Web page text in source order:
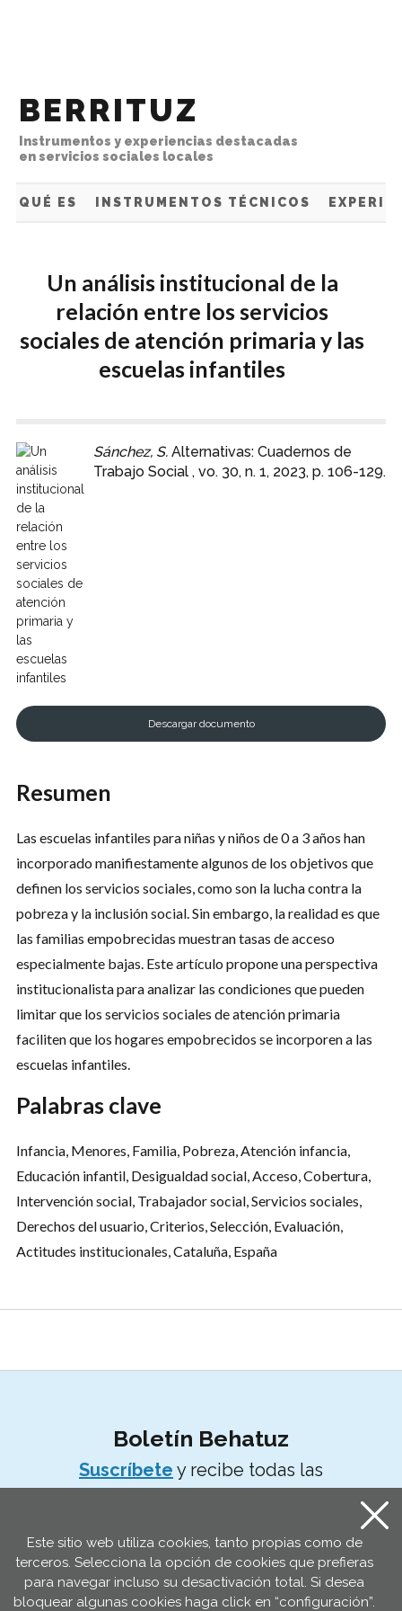
BERRITUZ
Instrumentos y experiencias destacadas
en servicios sociales locales
QUÉ ES INSTRUMENTOS TÉCNICOS
Un análisis institucional de la
relación entre los servicios
sociales de atención primaria y las
escuelas infantiles
Sánchez, S. Alternativas: Cuadernos de
Trabajo Social , vo. 30, n. 1, 2023, p. 106-129.
Descargar documento
Resumen
Las escuelas infantiles para niñas y niños de 0 a 3 años han
incorporado manifiestamente algunos de los objetivos que
definen los servicios sociales, como son la lucha contra la
pobreza y la inclusión social. Sin embargo, la realidad es que
las familias empobrecidas muestran tasas de acceso
especialmente bajas. Este artículo propone una perspectiva
institucionalista para analizar las condiciones que pueden
limitar que los servicios sociales de atención primaria
faciliten que los hogares empobrecidos se incorporen a las
escuelas infantiles.
Palabras clave
Infancia, Menores, Familia, Pobreza, Atención infancia,
Educación infantil, Desigualdad social, Acceso, Cobertura,
Intervención social, Trabajador social, Servicios sociales,
Derechos del usuario, Criterios, Selección, Evaluación,
Actitudes institucionales, Cataluña, España
Boletín Behatuz
Suscríbete y recibe todas las
Suscríbete al boletín
Este sitio web utiliza cookies, tanto propias como de
terceros. Selecciona la opción de cookies que prefieras
para navegar incluso su desactivación total. Si desea
bloquear algunas cookies haga click en “configuración”.